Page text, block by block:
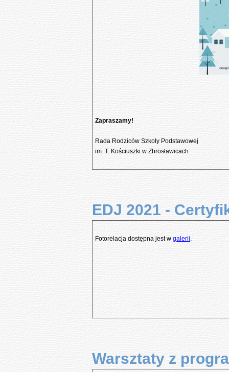
Zapraszamy!
Rada Rodziców Szkoły Podstawowej
im. T. Kościuszki w Zbrosławicach
EDJ 2021 -
Fotorelacja dostępna jest w galerii.
Warsztaty z